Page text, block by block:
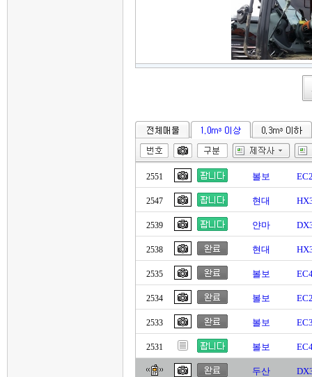
2551 볼보
2547 현대
2539 얀마
2538 현대
2535 볼보
2534 볼보
2533 볼보
2531 볼보
두산